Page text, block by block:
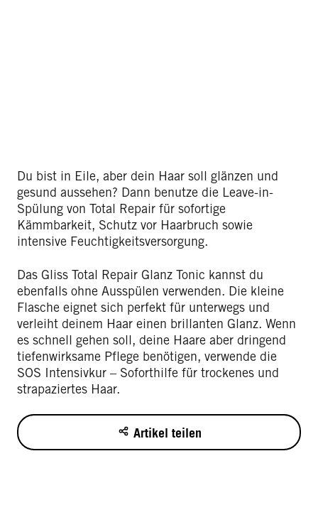
Du bist in Eile, aber dein Haar soll glänzen und
gesund aussehen? Dann benutze die Leave-in-
Spülung von Total Repair für sofortige
Kämmbarkeit, Schutz vor Haarbruch sowie
intensive Feuchtigkeitsversorgung.
Das Gliss Total Repair Glanz Tonic kannst du
ebenfalls ohne Ausspülen verwenden. Die kleine
Flasche eignet sich perfekt für unterwegs und
verleiht deinem Haar einen brillanten Glanz. Wenn
es schnell gehen soll, deine Haare aber dringend
tiefenwirksame Pflege benötigen, verwende die
SOS Intensivkur – Soforthilfe für trockenes und
strapaziertes Haar.
Artikel teilen